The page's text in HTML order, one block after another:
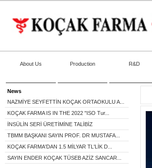
About Us Production R&D
News
NAZMİYE SEYFETTİN KOÇAK ORTAOKULU A...
KOÇAK FARMA IS IN THE 2022 "ISO Tur...
İNSÜLİN SERİ ÜRETİMİNE TALİBİZ
TBMM BAŞKANI SAYIN PROF. DR MUSTAFA...
KOÇAK FARMA'DAN 1.5 MİLYAR TL'LİK D...
SAYIN ENDER KOÇAK TÜSEB AZİZ SANCAR...